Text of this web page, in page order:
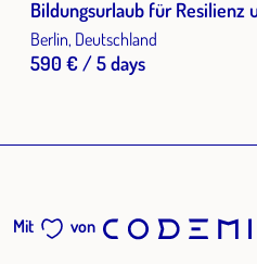
Bildungsurlaub für Resilienz
Berufsalltag
Berlin, Deutschland
590 € / 5 days
Mit von